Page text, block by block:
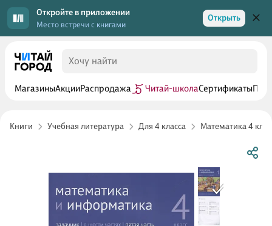
Откройте в приложении
Место встречи с книгами
Открыть
МагазиныАкцииРаспродажа Читай-школаСертификаты
Книги Учебная литература Для 4 класса Математика 4